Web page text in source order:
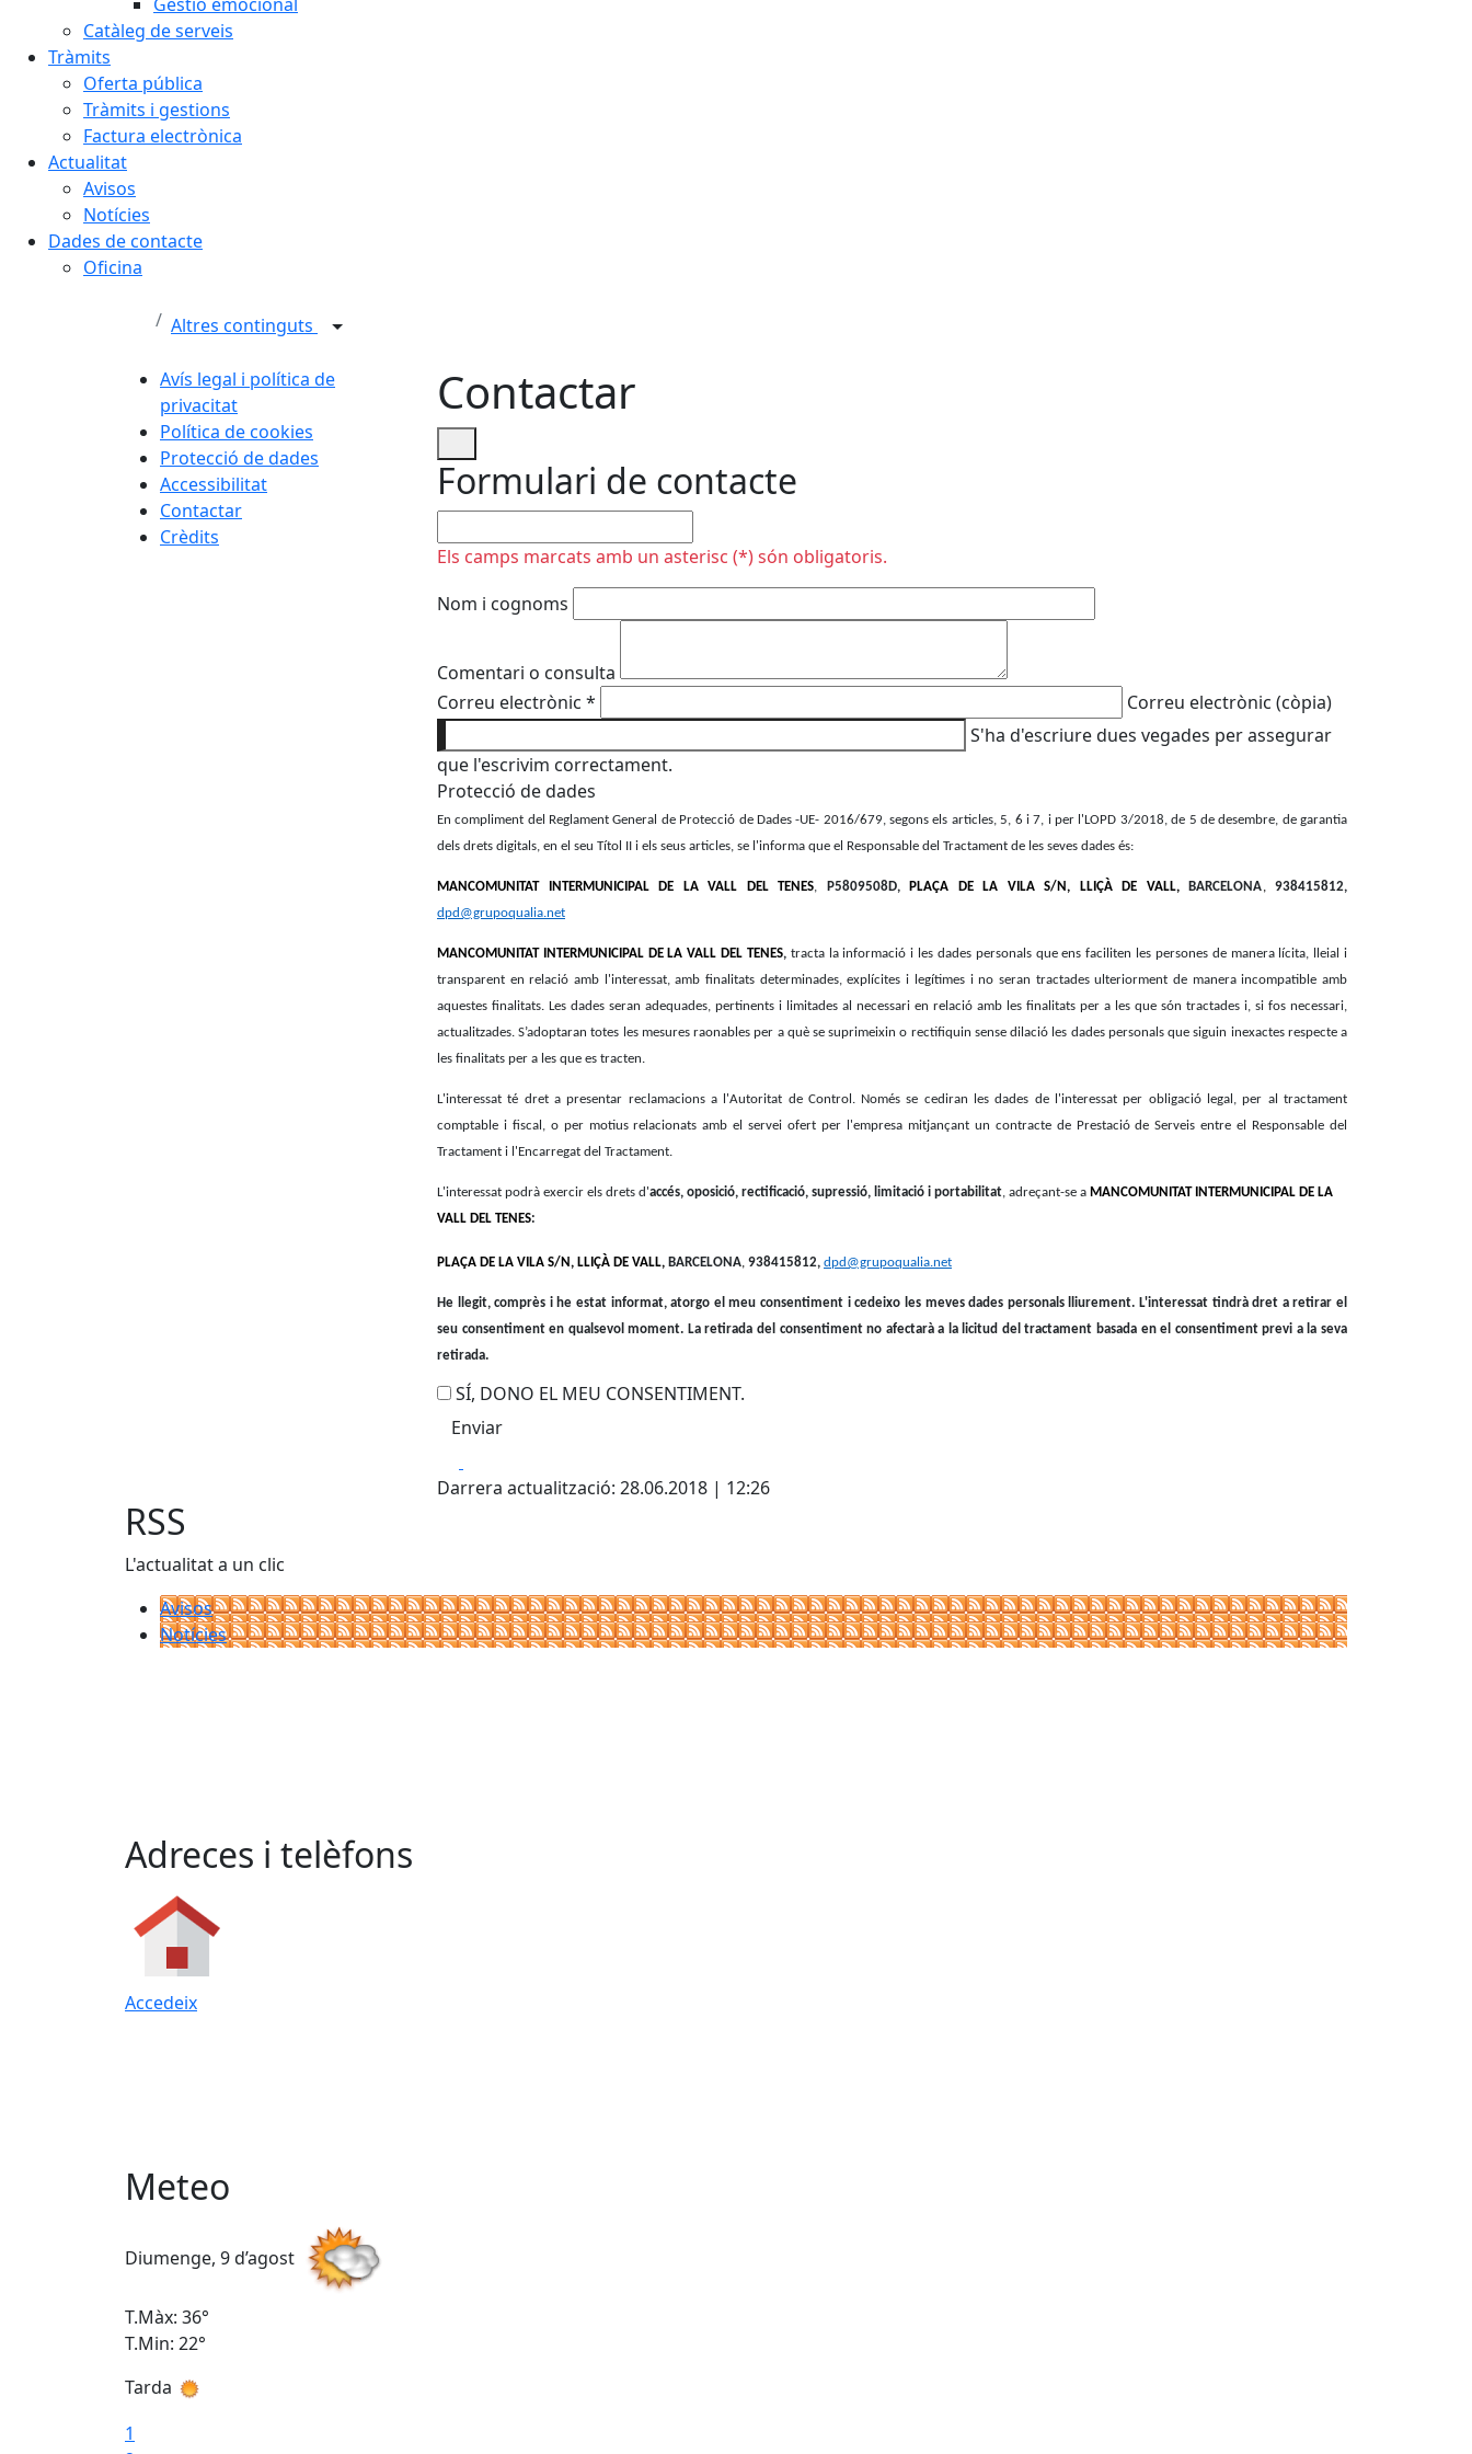
Catàleg de serveis
Tràmits
Oferta pública
Tràmits i gestions
Factura electrònica
Actualitat
Avisos
Notícies
Dades de contacte
Oficina
Altres continguts
Avís legal i política de
privacitat
Política de cookies
Protecció de dades
Accessibilitat
Contactar
Crèdits
Contactar
Formulari de contacte
Els camps marcats amb un asterisc (*) són obligatoris.
Nom i cognoms
Comentari o consulta
Correu electrònic *
Correu electrònic (còpia)
S'ha d'escriure dues vegades per assegurar
que l'escrivim correctament.
Protecció de dades
En compliment del Reglament General de Protecció de Dades -UE- 2016/679, segons els articles, 5, 6 i 7, i per l'LOPD 3/2018, de 5 de desembre, de garantia
dels drets digitals, en el seu Títol II i els seus articles, se l'informa que el Responsable del Tractament de les seves dades és:
MANCOMUNITAT INTERMUNICIPAL DE LA VALL DEL TENES, P5809508D, PLAÇA DE LA VILA S/N, LLIÇÀ DE VALL,BARCELONA,938415812,
dpd@grupoqualia.net
MANCOMUNITAT INTERMUNICIPAL DE LA VALL DEL TENES, tracta la informació i les dades personals que ens faciliten les persones de manera lícita, lleial i
transparent en relació amb l'interessat, amb finalitats determinades, explícites i legítimes i no seran tractades ulteriorment de manera incompatible amb
aquestes finalitats. Les dades seran adequades, pertinents i limitades al necessari en relació amb les finalitats per a les que són tractades i, si fos necessari,
actualitzades. S’adoptaran totes les mesures raonables per a què se suprimeixin o rectifiquin sense dilació les dades personals que siguin inexactes respecte a
les finalitats per a les que es tracten.
L'interessat té dret a presentar reclamacions a l'Autoritat de Control. Només se cediran les dades de l'interessat per obligació legal, per al tractament
comptable i fiscal, o per motius relacionats amb el servei ofert per l'empresa mitjançant un contracte de Prestació de Serveis entre el Responsable del
Tractament i l'Encarregat del Tractament.
L'interessat podrà exercir els drets d'accés, oposició, rectificació, supressió, limitació i portabilitat, adreçant-se a MANCOMUNITAT INTERMUNICIPAL DE LA
VALL DEL TENES:
PLAÇA DE LA VILA S/N, LLIÇÀ DE VALL, BARCELONA, 938415812, dpd@grupoqualia.net
He llegit, comprès i he estat informat, atorgo el meu consentiment i cedeixo les meves dades personals lliurement. L'interessat tindrà dret a retirar el
seu consentiment en qualsevol moment. La retirada del consentiment no afectarà a la licitud del tractament basada en el consentiment previ a la seva
retirada.
SÍ, DONO EL MEU CONSENTIMENT.
Darrera actualització: 28.06.2018 | 12:26
RSS
L'actualitat a un clic
Avisos
Notícies
Adreces i telèfons
Accedeix
Meteo
Diumenge, 9 d’agost
T.Màx: 36°
T.Min: 22°
Tarda
1